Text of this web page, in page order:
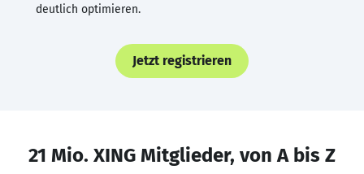
deutlich optimieren.
Jetzt registrieren
21 Mio. XING Mitglieder, von A bis Z